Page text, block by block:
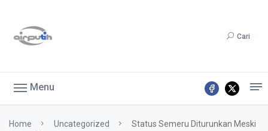
Cari
Menu
Home Uncategorized
Status Semeru Diturunkan Meski